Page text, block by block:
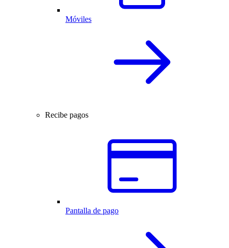
Móviles
Recibe pagos
Pantalla de pago